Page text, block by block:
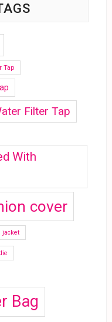
Tap
Filter Tap
With
cover
jacket
Bag